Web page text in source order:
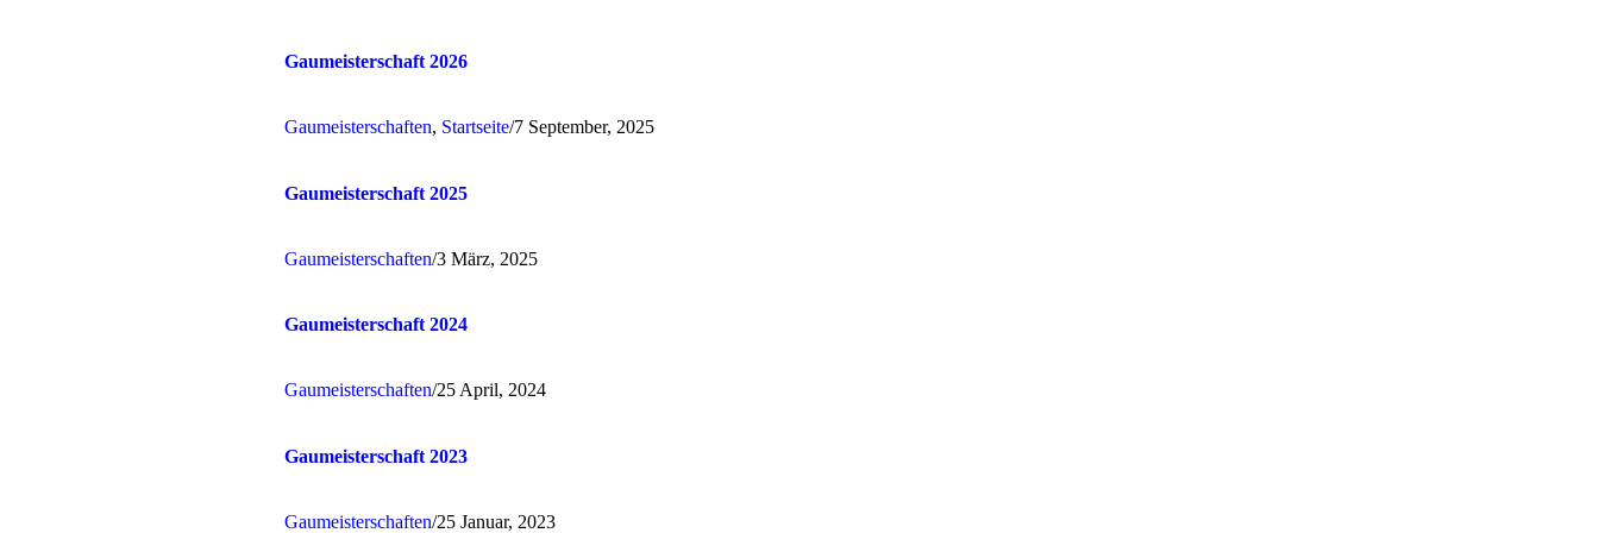
Gaumeisterschaft 2026
Gaumeisterschaften, Startseite/7 September, 2025
Gaumeisterschaft 2025
Gaumeisterschaften/3 März, 2025
Gaumeisterschaft 2024
Gaumeisterschaften/25 April, 2024
Gaumeisterschaft 2023
Gaumeisterschaften/25 Januar, 2023